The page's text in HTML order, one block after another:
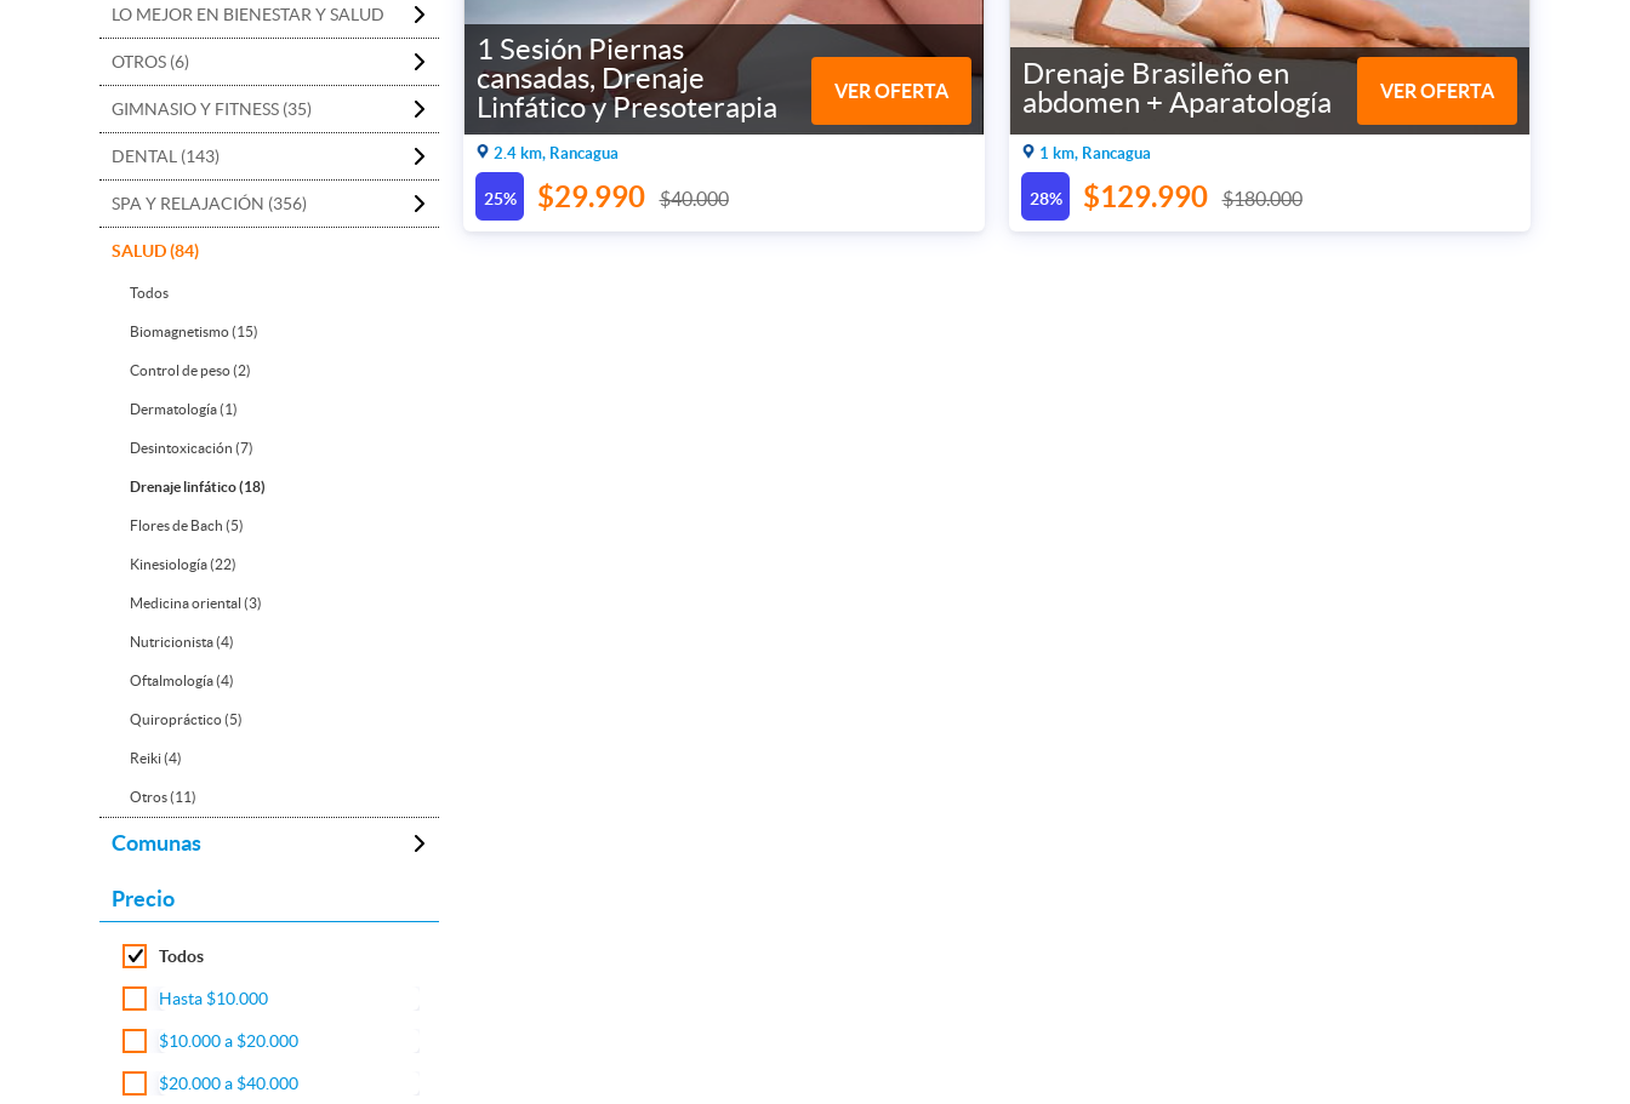
LO MEJOR EN BIENESTAR Y SALUD
OTROS (6)
GIMNASIO Y FITNESS (35)
DENTAL (143)
SPA Y RELAJACIÓN (356)
SALUD (84)
Todos
Biomagnetismo (15)
Control de peso (2)
Dermatología (1)
Desintoxicación (7)
Drenaje linfático (18)
Flores de Bach (5)
Kinesiología (22)
Medicina oriental (3)
Nutricionista (4)
Oftalmología (4)
Quiropráctico (5)
Reiki (4)
Otros (11)
Comunas
Precio
Todos
Hasta $10.000
$10.000 a $20.000
$20.000 a $40.000
1 Sesión Piernas
cansadas, Drenaje
Linfático y Presoterapia
VER OFERTA
2.4 km, Rancagua
25% $29.990 $40.000
Drenaje Brasileño en
abdomen + Aparatología
VER OFERTA
1 km, Rancagua
28% $129.990 $180.000